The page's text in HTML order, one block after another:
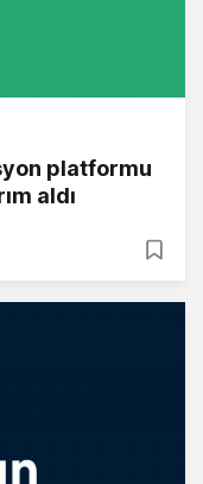
platformu
aldı